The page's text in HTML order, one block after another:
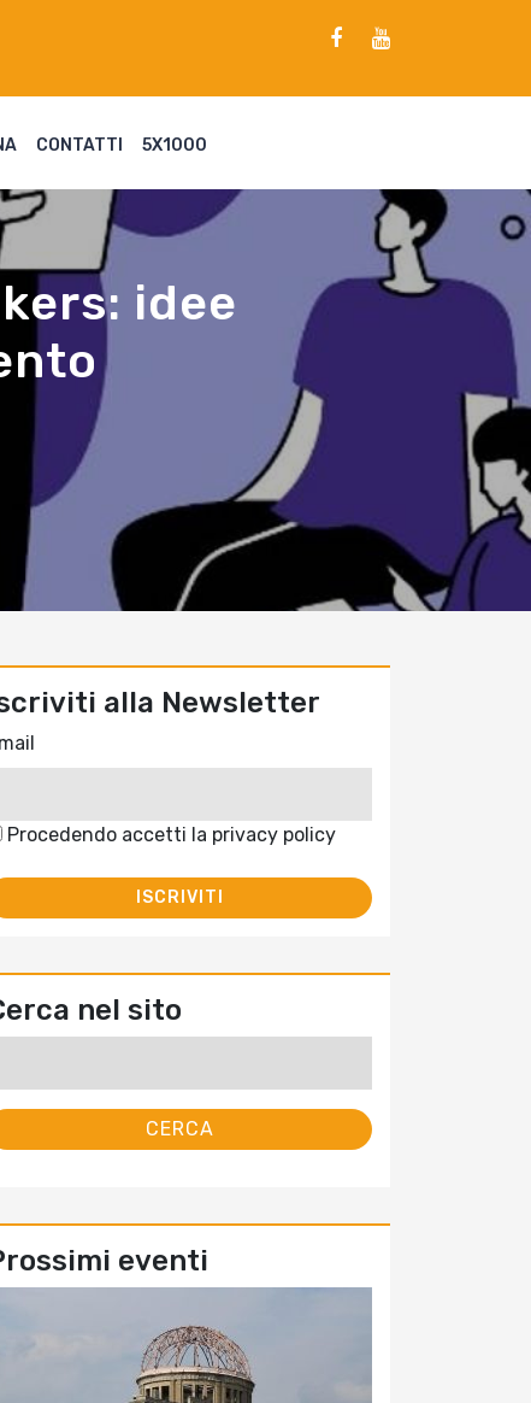
CONTATTI 5X1000
idee
alla Newsletter
Procedendo accetti la privacy policy
nel sito
eventi